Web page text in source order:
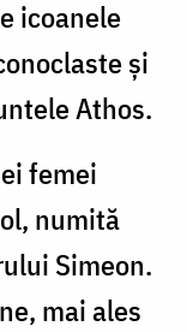
icoanele
și
Athos.
femei
numită
Simeon.
mai ales